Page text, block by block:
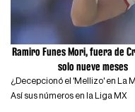
Ramiro Funes Mori, fuera de
solo nueve meses
¿Decepcionó el 'Mellizo' en La
Así sus números en la Liga MX